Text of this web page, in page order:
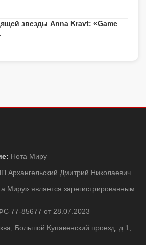
звезды Anna Kravt: «Game
Нота Миру
Архангельский Дмитрий Николаевич
Миру» является зарегистрированным
77-85677 от 28.07.2023
Большой Купавенский проезд, д.1,